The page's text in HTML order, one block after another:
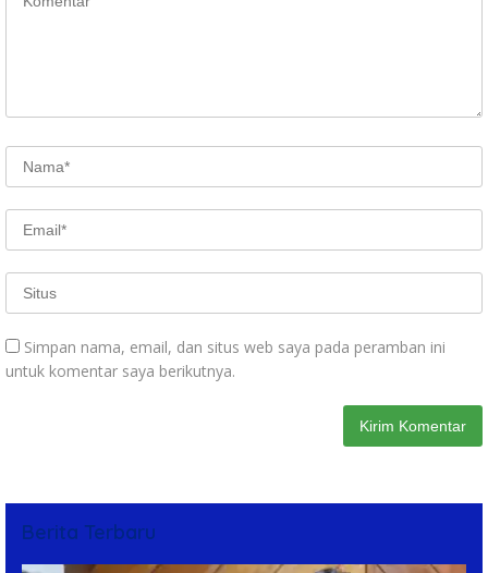
Simpan nama, email, dan situs web saya pada peramban ini
untuk komentar saya berikutnya.
Berita Terbaru